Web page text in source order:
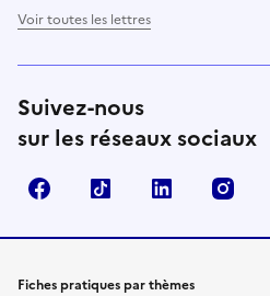
Voir toutes les lettres
Suivez-nous
sur les réseaux sociaux
FacebookTikTok LinkedIn
Fiches pratiques par thèmes